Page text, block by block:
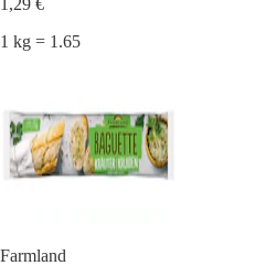
1,29 €
1 kg = 1.65
Farmland